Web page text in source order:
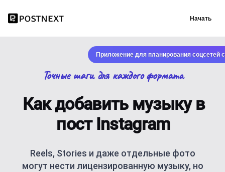
Начать
Приложение для планирования соцсетей
Точные шаги для каждого формата
Как добавить музыку в
пост Instagram
Reels, Stories и даже отдельные фото
могут нести лицензированную музыку, но